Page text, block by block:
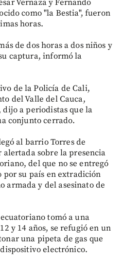
Vernaza y Fernando
como "la Bestia", fueron
horas.
de dos horas a dos niños y
captura, informó la
de la Policía de Cali,
del Valle del Cauca,
a periodistas que la
conjunto cerrado.
al barrio Torres de
sobre la presencia
del que no se entregó
su país en extradición
armada y del asesinato de
tomó a una
y 14 años, se refugió en un
una pipeta de gas que
electrónico.